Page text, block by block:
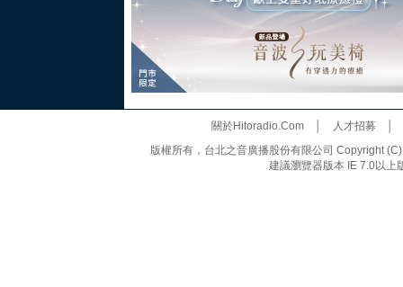
關於Hitoradio.Com│ 人才招募
版權所有，台北之音廣播股份有限公司 Copyright
建議瀏覽器版本 IE 7.0以上